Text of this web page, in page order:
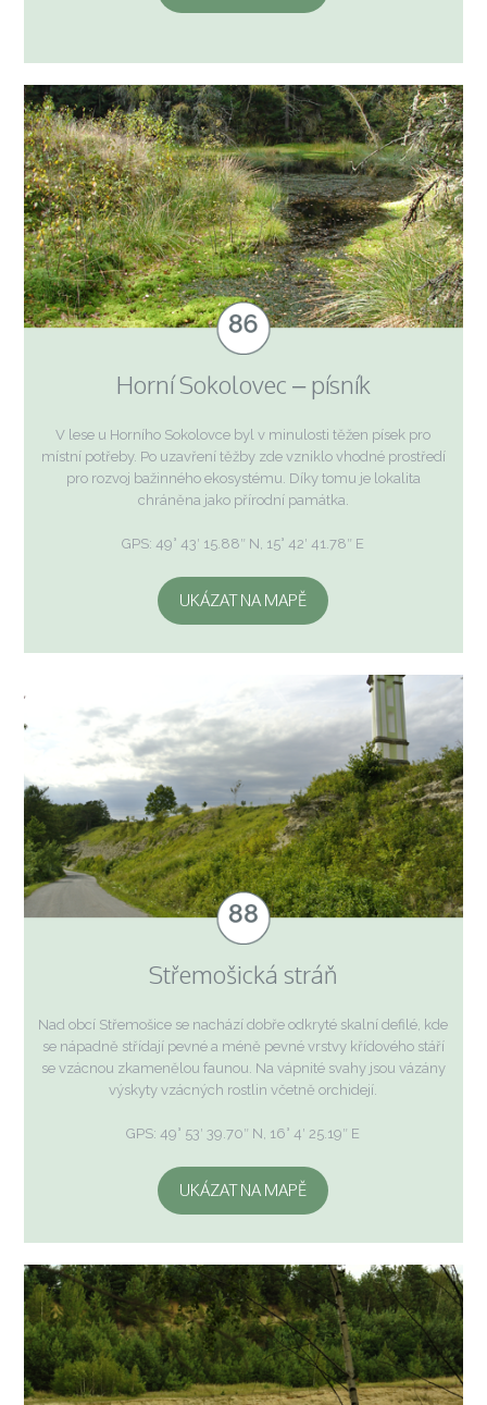
Horní Sokolovec – písník
V lese u Horního Sokolovce byl v minulosti těžen písek pro
místní potřeby. Po uzavření těžby zde vzniklo vhodné prostředí
pro rozvoj bažinného ekosystému. Díky tomu je lokalita
chráněna jako přírodní památka.
GPS: 49° 43′ 15.88″ N, 15° 42′ 41.78″ E
UKÁZAT NA MAPĚ
Střemošická stráň
Nad obcí Střemošice se nachází dobře odkryté skalní defilé, kde
se nápadně střídají pevné a méně pevné vrstvy křídového stáří
se vzácnou zkamenělou faunou. Na vápnité svahy jsou vázány
výskyty vzácných rostlin včetně orchidejí.
GPS: 49° 53′ 39.70″ N, 16° 4′ 25.19″ E
UKÁZAT NA MAPĚ